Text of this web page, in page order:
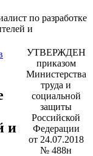
по разработке
и
УТВЕРЖДЕН
приказом
Министерства
труда и
социальной
защиты
Российской
Федерации
от 24.07.2018
№ 488н
и